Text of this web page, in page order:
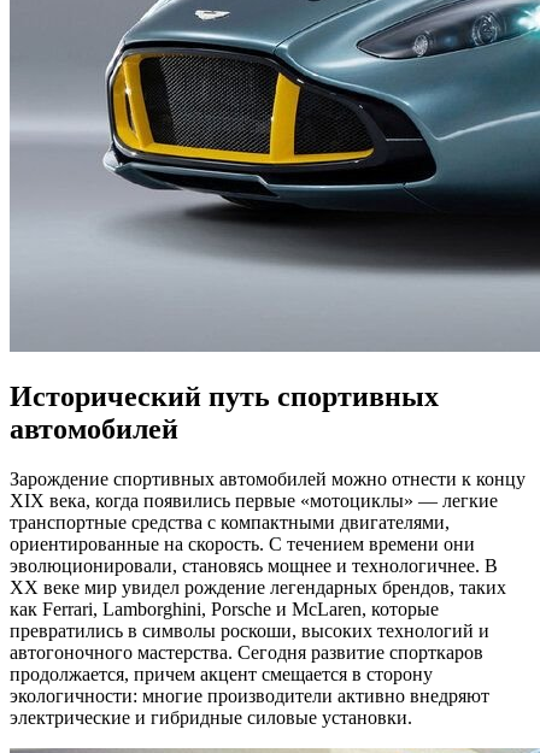
Исторический путь спортивных
автомобилей
Зарождение спортивных автомобилей можно отнести к концу
XIX века, когда появились первые «мотоциклы» — легкие
транспортные средства с компактными двигателями,
ориентированные на скорость. С течением времени они
эволюционировали, становясь мощнее и технологичнее. В
XX веке мир увидел рождение легендарных брендов, таких
как Ferrari, Lamborghini, Porsche и McLaren, которые
превратились в символы роскоши, высоких технологий и
автогоночного мастерства. Сегодня развитие спорткаров
продолжается, причем акцент смещается в сторону
экологичности: многие производители активно внедряют
электрические и гибридные силовые установки.